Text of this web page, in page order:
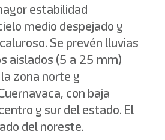
estabilidad
medio despejado y
Se prevén lluvias
aislados (5 a 25 mm)
zona norte y
con baja
y sur del estado. El
del noreste.